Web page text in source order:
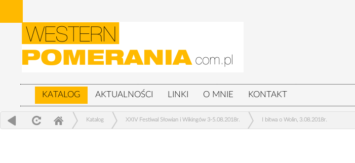
KATALOG AKTUALNOŚCI LINKI O MNIE KONTAKT
Katalog XXIV Festiwal Słowian i Wikingów 3-5.08.2018r. I bitwa o Wolin, 3.08.2018r.